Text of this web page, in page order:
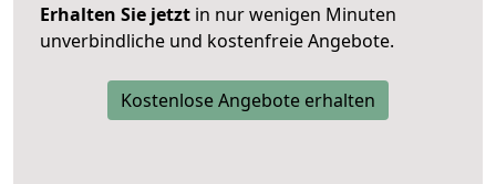
Erhalten Sie jetzt in nur wenigen Minuten
unverbindliche und kostenfreie Angebote.
Kostenlose Angebote erhalten